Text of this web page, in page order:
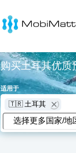
购买土耳其优
适用于
🇹🇷 土耳其